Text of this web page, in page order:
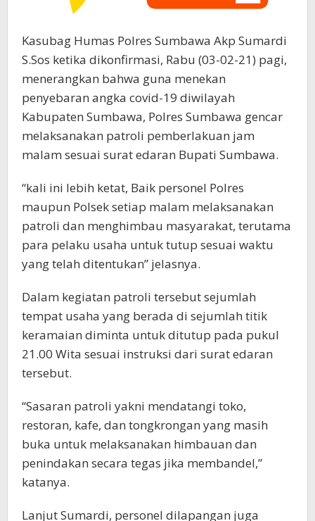
Kasubag Humas Polres Sumbawa Akp Sumardi
S.Sos ketika dikonfirmasi, Rabu (03-02-21) pagi,
menerangkan bahwa guna menekan
penyebaran angka covid-19 diwilayah
Kabupaten Sumbawa, Polres Sumbawa gencar
melaksanakan patroli pemberlakuan jam
malam sesuai surat edaran Bupati Sumbawa.
“kali ini lebih ketat, Baik personel Polres
maupun Polsek setiap malam melaksanakan
patroli dan menghimbau masyarakat, terutama
para pelaku usaha untuk tutup sesuai waktu
yang telah ditentukan” jelasnya.
Dalam kegiatan patroli tersebut sejumlah
tempat usaha yang berada di sejumlah titik
keramaian diminta untuk ditutup pada pukul
21.00 Wita sesuai instruksi dari surat edaran
tersebut.
“Sasaran patroli yakni mendatangi toko,
restoran, kafe, dan tongkrongan yang masih
buka untuk melaksanakan himbauan dan
penindakan secara tegas jika membandel,”
katanya.
Lanjut Sumardi, personel dilapangan juga